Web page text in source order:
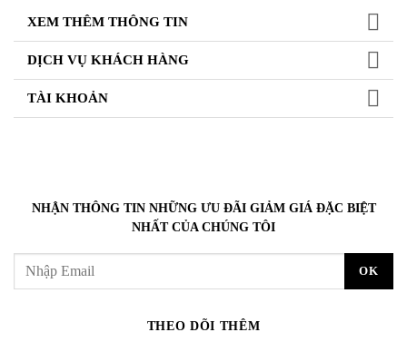
XEM THÊM THÔNG TIN
DỊCH VỤ KHÁCH HÀNG
TÀI KHOẢN
NHẬN THÔNG TIN NHỮNG ƯU ĐÃI GIẢM GIÁ ĐẶC BIỆT
NHẤT CỦA CHÚNG TÔI
THEO DÕI THÊM